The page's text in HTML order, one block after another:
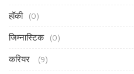
हॉकी (0)
जिम्नास्टिक (0)
करियर (9)